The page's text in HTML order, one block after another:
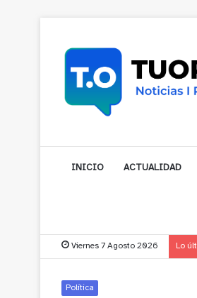
INICIO ACTUALIDAD
Viernes 7 Agosto 2026 Lo
Política